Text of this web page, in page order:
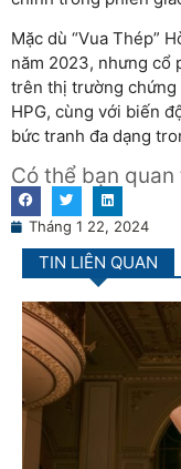
Mặc dù “Vua Thép”
năm 2023, nhưng cổ
trên thị trường chứng
HPG, cùng với biến
bức tranh đa dạng
Có thể bạn quan
Tháng 1 22, 2024
TIN LIÊN QUAN